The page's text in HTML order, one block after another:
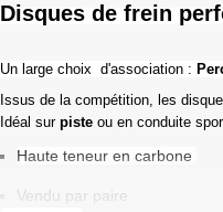
Disques de frein
Un l arge choix d'association :
Issus de la compétition, les
Idéal sur piste ou en conduite
Haute teneur en carbone
Vendu par paire